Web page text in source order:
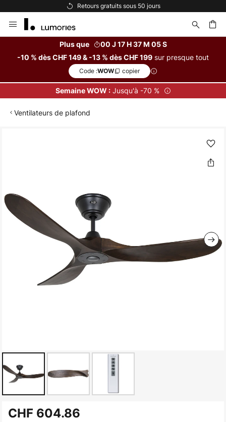
Retours gratuits sous 50 jours
Allez
au
Plus que
00 J 17 H 37 M 05 S
-10 % dès CHF 149 & -13 % dès CHF 199 sur presque tout
Code :WOW copier
Semaine WOW :Jusqu'à -70 %
Ventilateurs de plafond
the
images
gallery
toCHF 604.86